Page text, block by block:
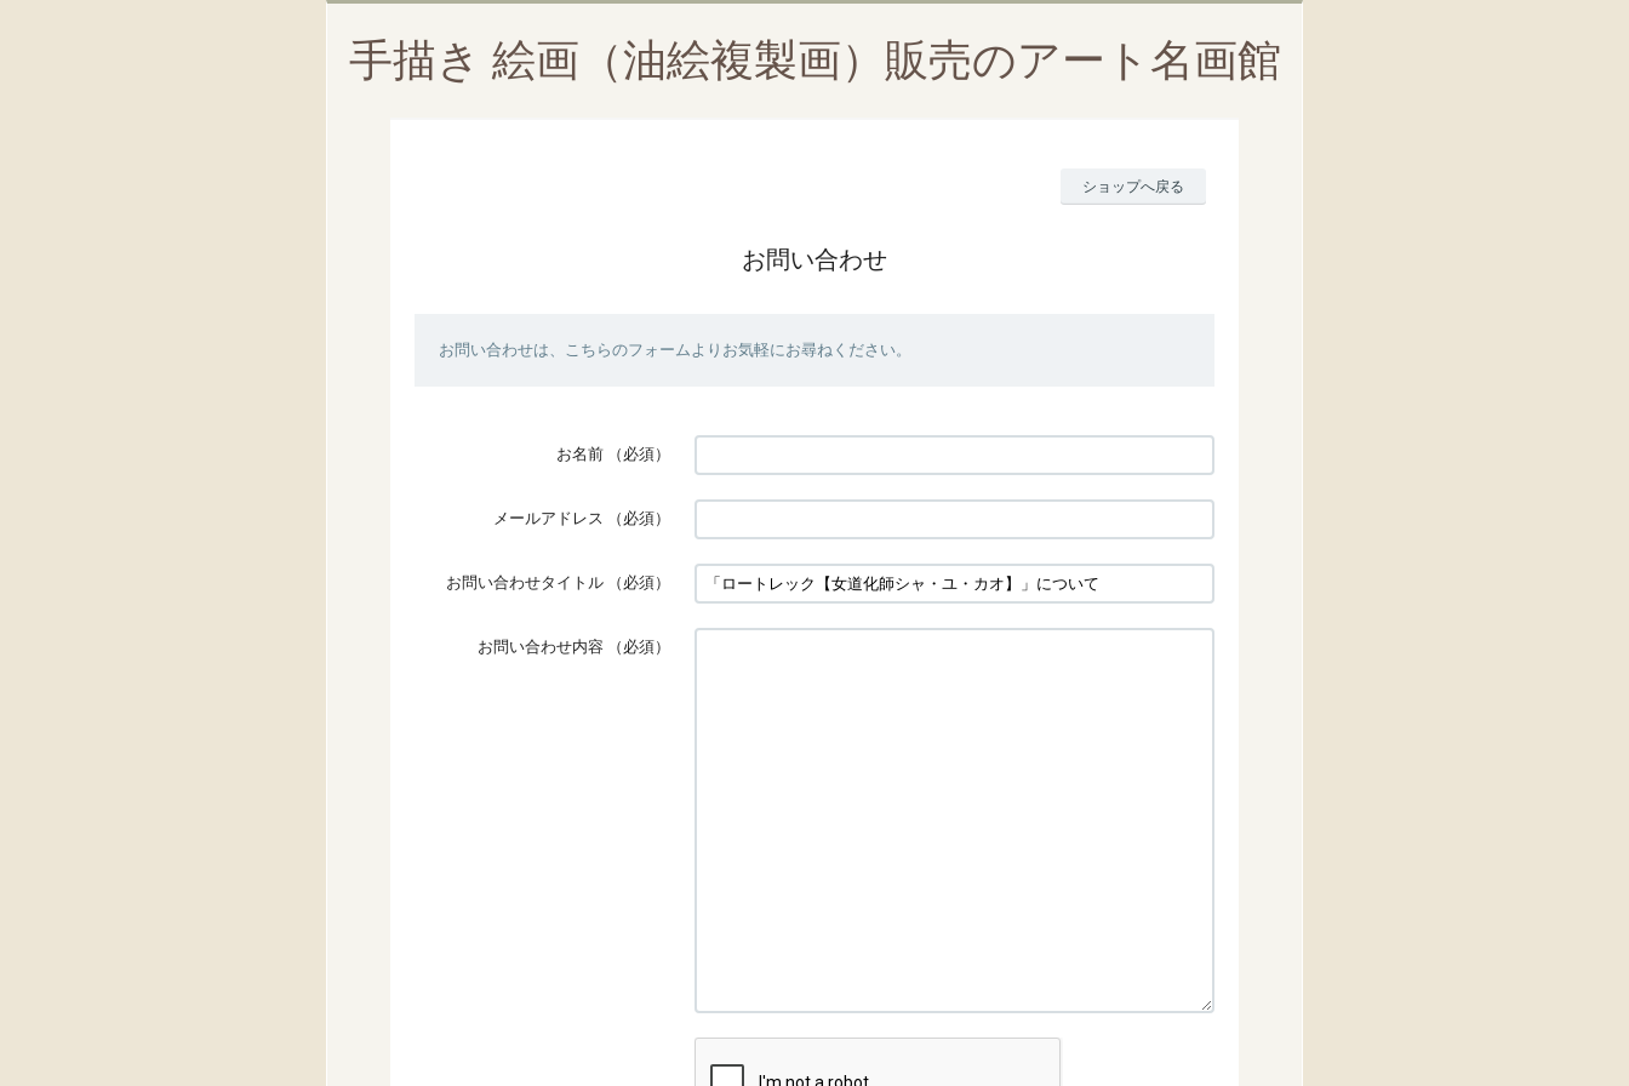
手描き 絵画（油絵複製画）販売のアート名画館
ショップへ戻る
お問い合わせ
お問い合わせは、こちらのフォームよりお気軽にお尋ねください。
お名前 （必須）
メールアドレス （必須）
お問い合わせタイトル （必須）
お問い合わせ内容 （必須）